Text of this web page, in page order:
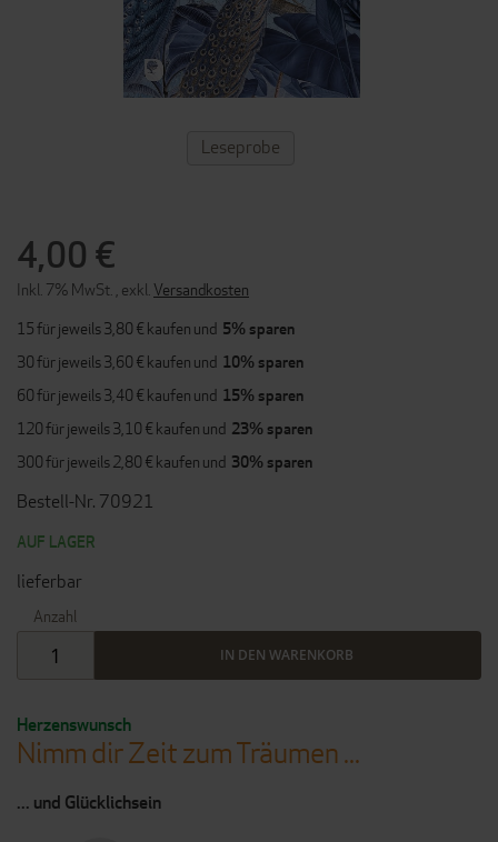
Herzenswunsch
Nimm dir Zeit zum Träumen ...
... und Glücklichsein
4,00 €
Inkl. 7% MwSt. exkl. Versandkosten
15 für jeweils3,80 € kaufen und 5% sparen
30 für jeweils3,60 € kaufen und 10% sparen
60 für jeweils3,40 € kaufen und 15% sparen
120 für jeweils3,10 € kaufen und 23% sparen
300 für jeweils 2,80 € kaufen und 30% sparen
Bestell-Nr. 70921
AUF LAGER
lieferbar
Anzahl
IN DEN WARENKORB
ZUM
ANFANG
Leseprobe